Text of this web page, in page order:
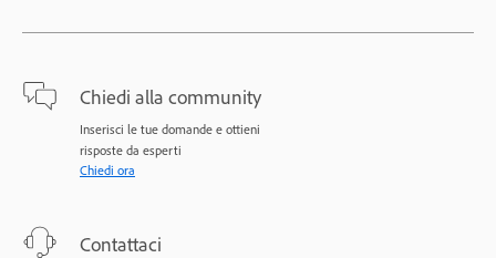
Chiedi alla community
Inserisci le tue domande e ottieni
risposte da esperti
Chiedi ora
Contattaci